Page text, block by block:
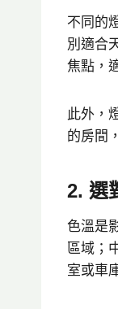
不同的
別適合
焦點，
此外，
的房間
2. 選
色溫是
區域；
室或車